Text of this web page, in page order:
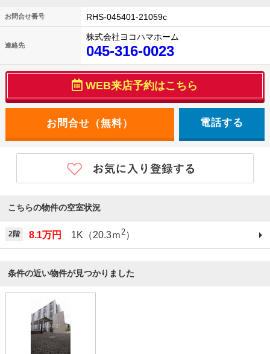
お問合せ番号 RHS-045401-21059c
連絡先
株式会社ヨコハマホーム
045-316-0023
WEB来店予約はこちら
電話する
こちらの物件の空室状況
2階 8.1万円 1K（20.3ｍ2）
条件の近い物件が見つかりました